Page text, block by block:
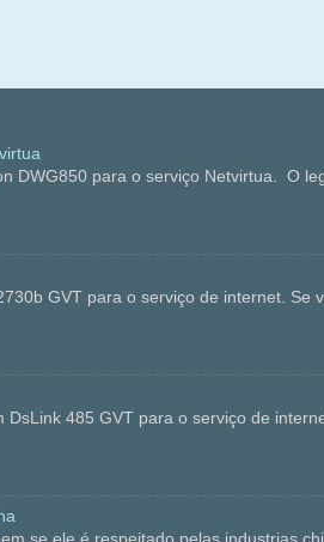
DWG850 para o serviço Netvirtua. O
GVT para o serviço de internet. Se
485 GVT para o serviço de